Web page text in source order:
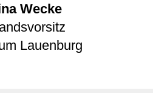
Wecke
Lauenburg